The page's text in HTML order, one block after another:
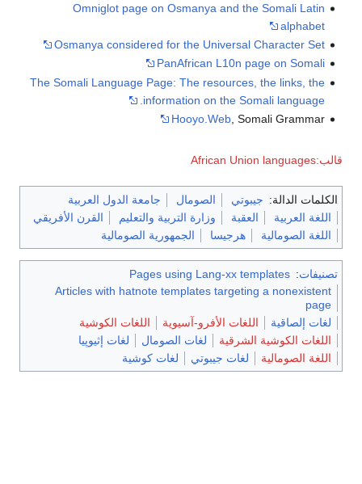
Omniglot page on Osmanya and the Somali Latin
alphabet
Osmanya considered for the Universal Character Set
PanAfrican L10n page on Somali
The Somali Language Page: The resources, the links, the
information on the Somali language.
Hooyo.Web, Somali Grammar
قالب:African Union languages
الكلمات الدالة: جيبوتي الصومال
جامعة الدول العربية
اللغة العربية
العقبة وزارة التربية والتعليم
القرن الأفريقي
اللغة الصومالية
هرجيسا الجمهورية الصومالية
تصنيفات:
Pages using Lang-xx templates
Articles with hatnote templates targeting a nonexistent
page
لغات إلصاقية
اللغات الأفرو-آسيوية
اللغات الكوشية
اللغات الكوشية الشرقية
لغات الصومال
لغات إثيوپيا
اللغة الصومالية
لغات جيبوتي لغات كوشية